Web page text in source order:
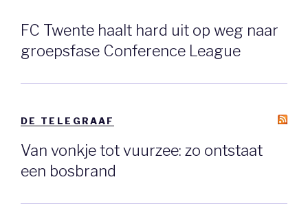
FC Twente haalt hard uit op weg naar
groepsfase Conference League
DE TELEGRAAF
Van vonkje tot vuurzee: zo ontstaat
een bosbrand